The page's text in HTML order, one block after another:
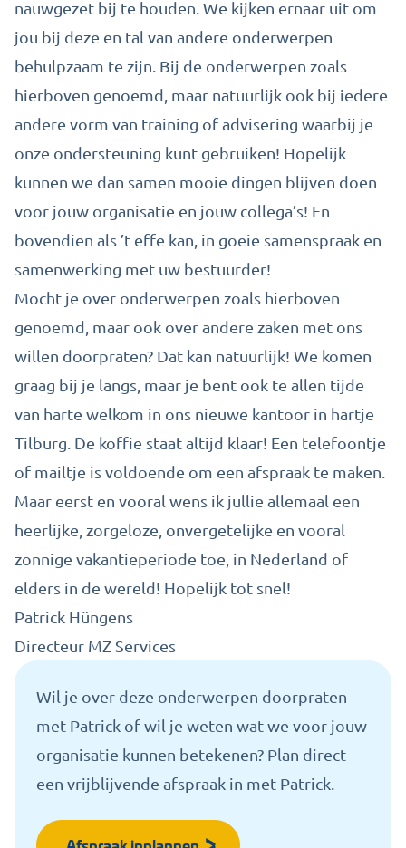
nauwgezet bij te houden. We kijken ernaar uit om
jou bij deze en tal van andere onderwerpen
behulpzaam te zijn. Bij de onderwerpen zoals
hierboven genoemd, maar natuurlijk ook bij iedere
andere vorm van training of advisering waarbij je
onze ondersteuning kunt gebruiken! Hopelijk
kunnen we dan samen mooie dingen blijven doen
voor jouw organisatie en jouw collega’s! En
bovendien als ’t effe kan, in goeie samenspraak en
samenwerking met uw bestuurder!
Mocht je over onderwerpen zoals hierboven
genoemd, maar ook over andere zaken met ons
willen doorpraten? Dat kan natuurlijk! We komen
graag bij je langs, maar je bent ook te allen tijde
van harte welkom in ons nieuwe kantoor in hartje
Tilburg. De koffie staat altijd klaar! Een telefoontje
of mailtje is voldoende om een afspraak te maken.
Maar eerst en vooral wens ik jullie allemaal een
heerlijke, zorgeloze, onvergetelijke en vooral
zonnige vakantieperiode toe, in Nederland of
elders in de wereld! Hopelijk tot snel!
Patrick Hüngens
Directeur MZ Services
Wil je over deze onderwerpen doorpraten
met Patrick of wil je weten wat we voor jouw
organisatie kunnen betekenen? Plan direct
een vrijblijvende afspraak in met Patrick.